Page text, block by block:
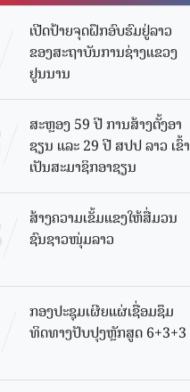
ເປີດປ້າຍຈຸດຝຶກອົບຮົມຢູ່ລາວ
ຂອງສະຖາບັນການຊ່າງແຂວງ
ຢູນນານ
ສະຫຼອງ 59 ປີ ການສ້າງຕັ້ງອາ
ຊຽນ ແລະ 29 ປີ ສປປ ລາວ ເຂົ້າ
ເປັນສະມາຊິກອາຊຽນ
ສ້າງຄວາມເຂັ້ມແຂງໃຫ້ສື່ມວນ
ຊົນຊາວໜຸ່ມລາວ
ກອງປະຊຸມເຜີຍແຜ່ເຊື່ອມຊຶມ
ທິດທາງປັບປຸງຫຼັກສູດ 6+3+3